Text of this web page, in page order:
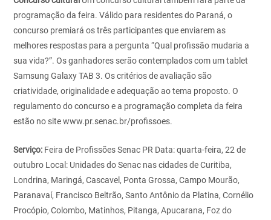
programação da feira. Válido para residentes do Paraná, o
concurso premiará os três participantes que enviarem as
melhores respostas para a pergunta “Qual profissão mudaria a
sua vida?”. Os ganhadores serão contemplados com um tablet
Samsung Galaxy TAB 3. Os critérios de avaliação são
criatividade, originalidade e adequação ao tema proposto. O
regulamento do concurso e a programação completa da feira
estão no site www.pr.senac.br/profissoes.
Serviço: Feira de Profissões Senac PR Data: quarta-feira, 22 de
outubro Local: Unidades do Senac nas cidades de Curitiba,
Londrina, Maringá, Cascavel, Ponta Grossa, Campo Mourão,
Paranavaí, Francisco Beltrão, Santo Antônio da Platina, Cornélio
Procópio, Colombo, Matinhos, Pitanga, Apucarana, Foz do